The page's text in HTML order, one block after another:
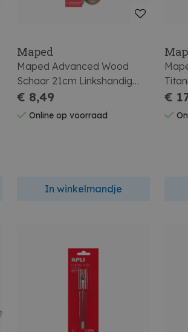
Maped
Maped Advanced Wood
Schaar 21cm Linkshandig
Asymmetrisch
€ 8,49
Online op voorraad
In winkelmandje
Op
€